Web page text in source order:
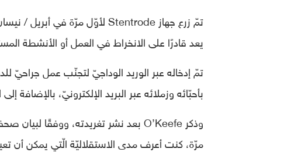
يعد قادرًا على الانخراط في العمل أو الأنشطة
تمّ إدخاله عبر الوريد الوداجيّ لتجنّب عمل جراحيّ
بأحبّائه وزملائه عبر البريد الإلكترونيّ،
مرّة، كنت أعرف مدى الاستقلاليّة الّتي يمكن أن